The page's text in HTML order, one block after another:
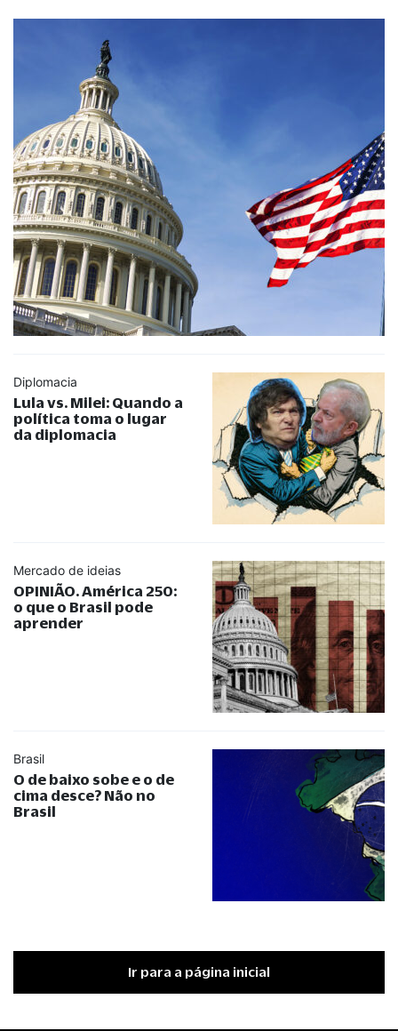
Diplomacia
Lula vs. Milei: Quando a
política toma o lugar
da diplomacia
Mercado de ideias
OPINIÃO. América 250:
o que o Brasil pode
aprender
Brasil
O de baixo sobe e o de
cima desce? Não no
Brasil
Ir para a página inicial